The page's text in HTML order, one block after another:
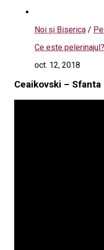
Noi și Biserica /
Ce este pelerinajul?
oct. 12, 2018
Ceaikovski –